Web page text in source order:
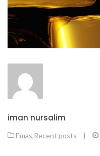
iman nursalim
Emas,Recent posts |